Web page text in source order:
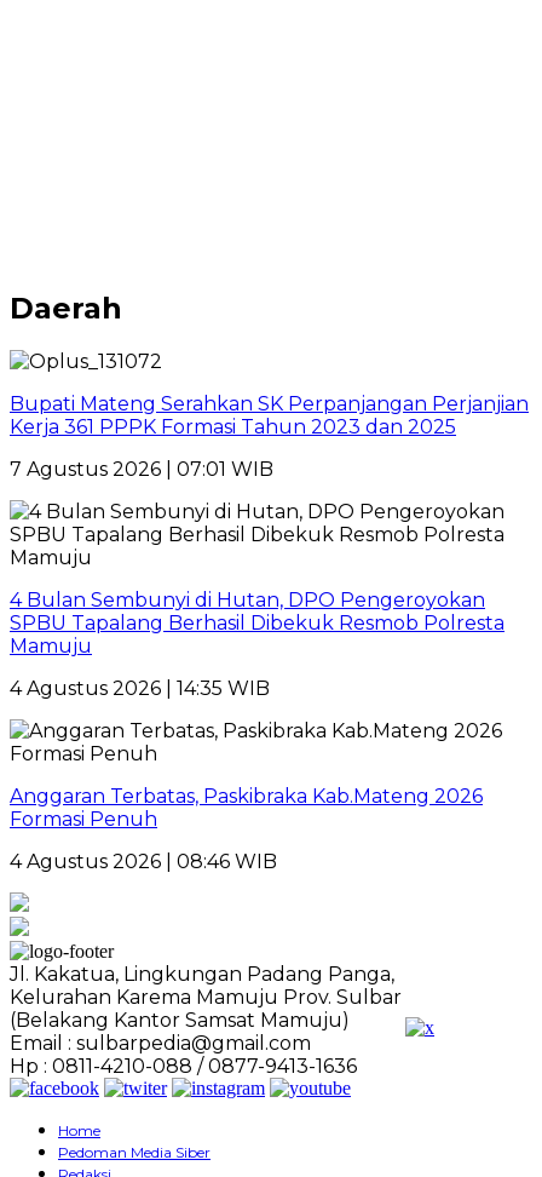
Daerah
Bupati Mateng Serahkan SK Perpanjangan Perjanjian
Kerja 361 PPPK Formasi Tahun 2023 dan 2025
7 Agustus 2026 | 07:01 WIB
4 Bulan Sembunyi di Hutan, DPO Pengeroyokan
SPBU Tapalang Berhasil Dibekuk Resmob Polresta
Mamuju
4 Agustus 2026 | 14:35 WIB
Anggaran Terbatas, Paskibraka Kab.Mateng 2026
Formasi Penuh
4 Agustus 2026 | 08:46 WIB
Jl. Kakatua, Lingkungan Padang Panga,
Kelurahan Karema Mamuju Prov. Sulbar
(Belakang Kantor Samsat Mamuju)
Email : sulbarpedia@gmail.com
Hp : 0811-4210-088 / 0877-9413-1636
Home
Pedoman Media Siber
Redaksi